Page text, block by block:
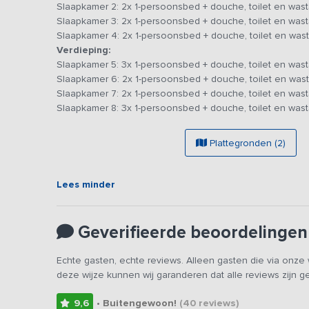
op de grote bank onder het genot van een bakje verse
vaatwassers hun werk doen.
De 8 slaapkamers zijn evenredig verdeeld over de
van een 2-persoonsbed, die ook uit elkaar geschoven
wastafel. Eén van de vier slaapkamers op de begane
wastafel en bad. De kamers op de bovenverdieping
persoonsbed en een eigen badkamer. Twee kamers
Voor een heerlijk verwen-moment staat er naast de
Ontbijt, lunch, borrel en diner kan verzorgd worden in
Slaapkamer 2: 2x 1-persoonsbed + douche, toilet en
Slaapkamer 3: 2x 1-persoonsbed + douche, toilet en
Slaapkamer 4: 2x 1-persoonsbed + douche, toilet en
Verdieping:
Slaapkamer 5: 3x 1-persoonsbed + douche, toilet en
Slaapkamer 6: 2x 1-persoonsbed + douche, toilet en
Slaapkamer 7: 2x 1-persoonsbed + douche, toilet en
Slaapkamer 8: 3x 1-persoonsbed + douche, toilet en
Plattegronden (2)
Lees minder
Geverifieerde beoordelingen
Echte gasten, echte reviews. Alleen gasten die via
deze wijze kunnen wij garanderen dat alle reviews zijn
9,6 • Buitengewoon! (40reviews)